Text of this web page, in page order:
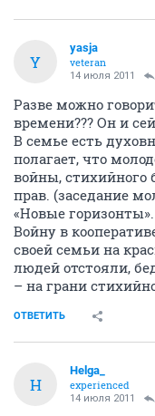
Y
yasja
veteran
14 июля 2011
Разве можно
времени??? Он и
В семье есть
полагает, что
войны, стихийного
прав. (заседание
«Новые
Войну в
своей семьи на
людей отстояли,
– на грани
ОТВЕТИТЬ
H
Helga_
experienced
14 июля 2011